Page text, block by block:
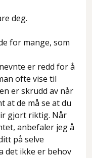
deg.
for mange, som
er redd for å
ofte vise til
er skrudd av når
at de må se at du
gjort riktig. Når
anbefaler jeg å
på selve
det ikke er behov